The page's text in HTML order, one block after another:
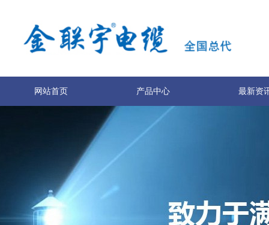
网站首页 产品中心 最新资
联系我们